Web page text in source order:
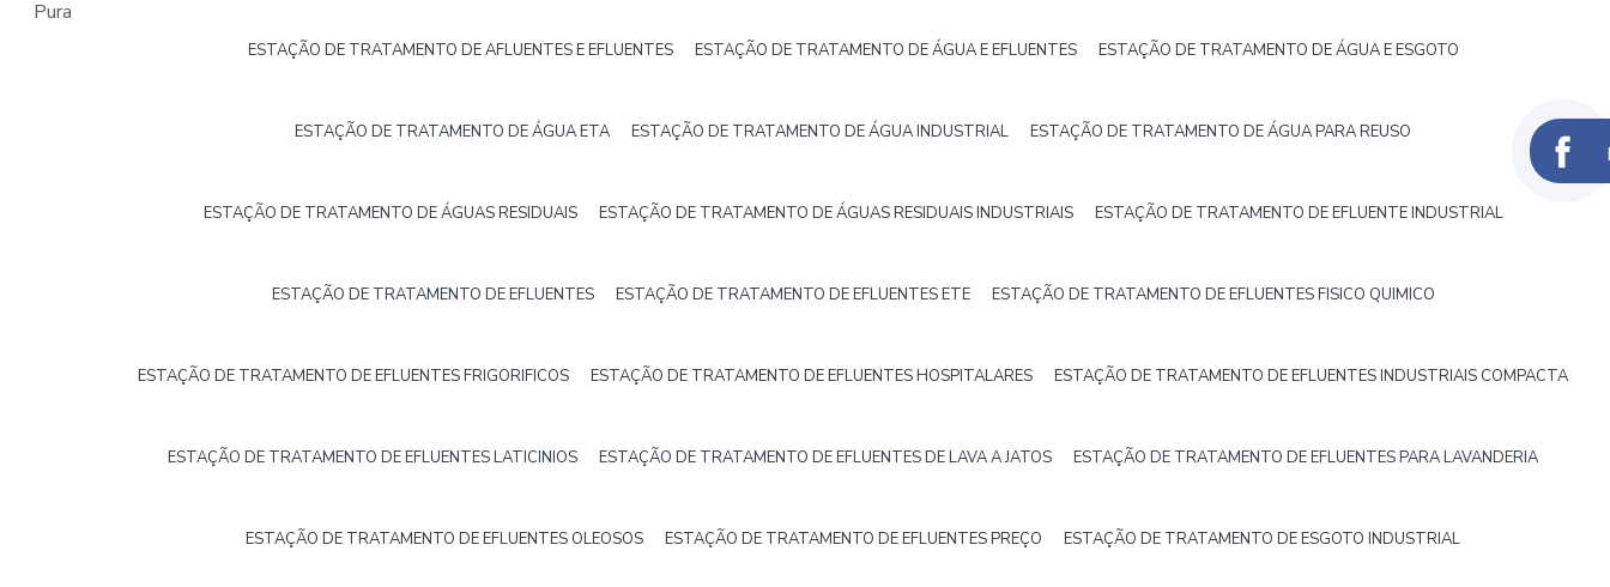
ESTAÇÃO DE TRATAMENTO DE AFLUENTES E EFLUENTES ESTAÇÃO DE TRATAMENTO DE ÁGUA E EFLUENTES ESTAÇÃO DE TRATAMENTO DE ÁGUA E ESGOTO
ESTAÇÃO DE TRATAMENTO DE ÁGUA ETA ESTAÇÃO DE TRATAMENTO DE ÁGUA INDUSTRIAL ESTAÇÃO DE TRATAMENTO DE ÁGUA PARA REUSO
ESTAÇÃO DE TRATAMENTO DE ÁGUAS RESIDUAIS ESTAÇÃO DE TRATAMENTO DE ÁGUAS RESIDUAIS INDUSTRIAIS ESTAÇÃO DE TRATAMENTO DE EFLUENTE INDUSTRIAL
ESTAÇÃO DE TRATAMENTO DE EFLUENTES ESTAÇÃO DE TRATAMENTO DE EFLUENTES ETE ESTAÇÃO DE TRATAMENTO DE EFLUENTES FISICO QUIMICO
ESTAÇÃO DE TRATAMENTO DE EFLUENTES FRIGORIFICOS ESTAÇÃO DE TRATAMENTO DE EFLUENTES HOSPITALARES ESTAÇÃO DE TRATAMENTO DE EFLUENTES INDUSTRIAIS COMPACTA
ESTAÇÃO DE TRATAMENTO DE EFLUENTES LATICINIOS ESTAÇÃO DE TRATAMENTO DE EFLUENTES DE LAVA A JATOS ESTAÇÃO DE TRATAMENTO DE EFLUENTES PARA LAVANDERIA
ESTAÇÃO DE TRATAMENTO DE EFLUENTES OLEOSOS ESTAÇÃO DE TRATAMENTO DE EFLUENTES PREÇO ESTAÇÃO DE TRATAMENTO DE ESGOTO INDUSTRIAL